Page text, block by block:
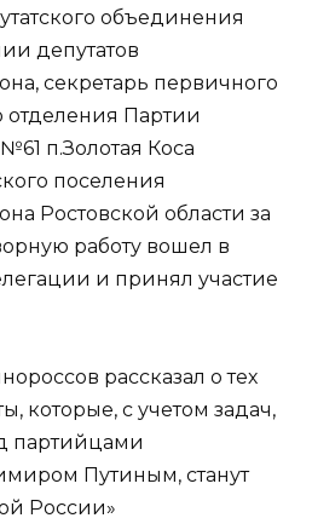
объединения
депутатов
секретарь первичного
отделения Партии
п.Золотая Коса
поселения
Ростовской области за
работу вошел в
и принял участие
рассказал о тех
которые, с учетом задач,
партийцами
Путиным, станут
России»